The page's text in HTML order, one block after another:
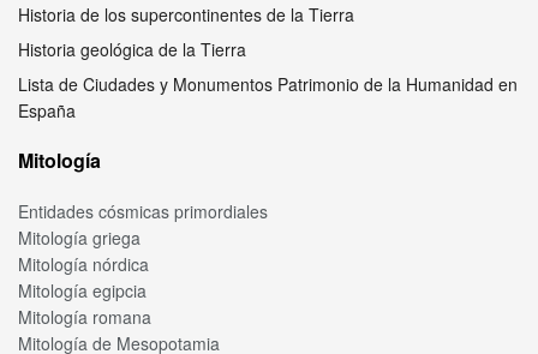
Historia de los supercontinentes de la Tierra
Historia geológica de la Tierra
Lista de Ciudades y Monumentos Patrimonio de la Humanidad en
España
Mitología
Entidades cósmicas primordiales
Mitología griega
Mitología nórdica
Mitología egipcia
Mitología romana
Mitología de Mesopotamia